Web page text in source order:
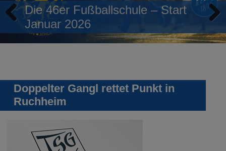
Die 46er Fußballschule – Start
Januar 2026
Previous
Doppelter Gangl rettet Punkt in
Ruchheim